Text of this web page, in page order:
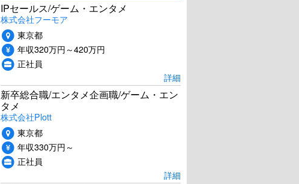
IPセールス/ゲーム・エンタメ
株式会社フーモア
東京都
年収320万円～420万円
正社員
詳細
新卒総合職/エンタメ企画職/ゲーム・エン
タメ
株式会社Plott
東京都
年収330万円～
正社員
詳細